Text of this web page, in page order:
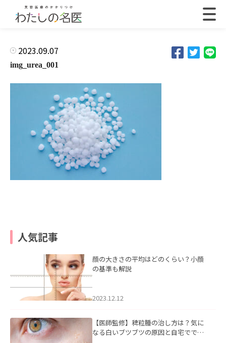
2023.09.07
img_urea_001
人気記事
顔の大きさの平均はどのくらい？小顔
の基準も解説
2023.12.12
【医師監修】稗粒腫の治し方は？気に
なる白いブツブツの原因と自宅ででき